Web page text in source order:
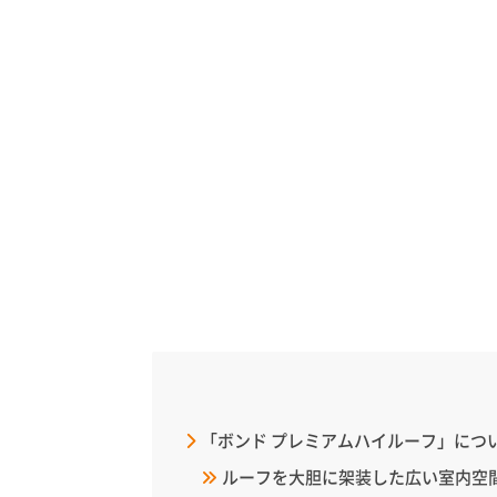
「ボンド プレミアムハイルーフ」につ
ルーフを大胆に架装した広い室内空